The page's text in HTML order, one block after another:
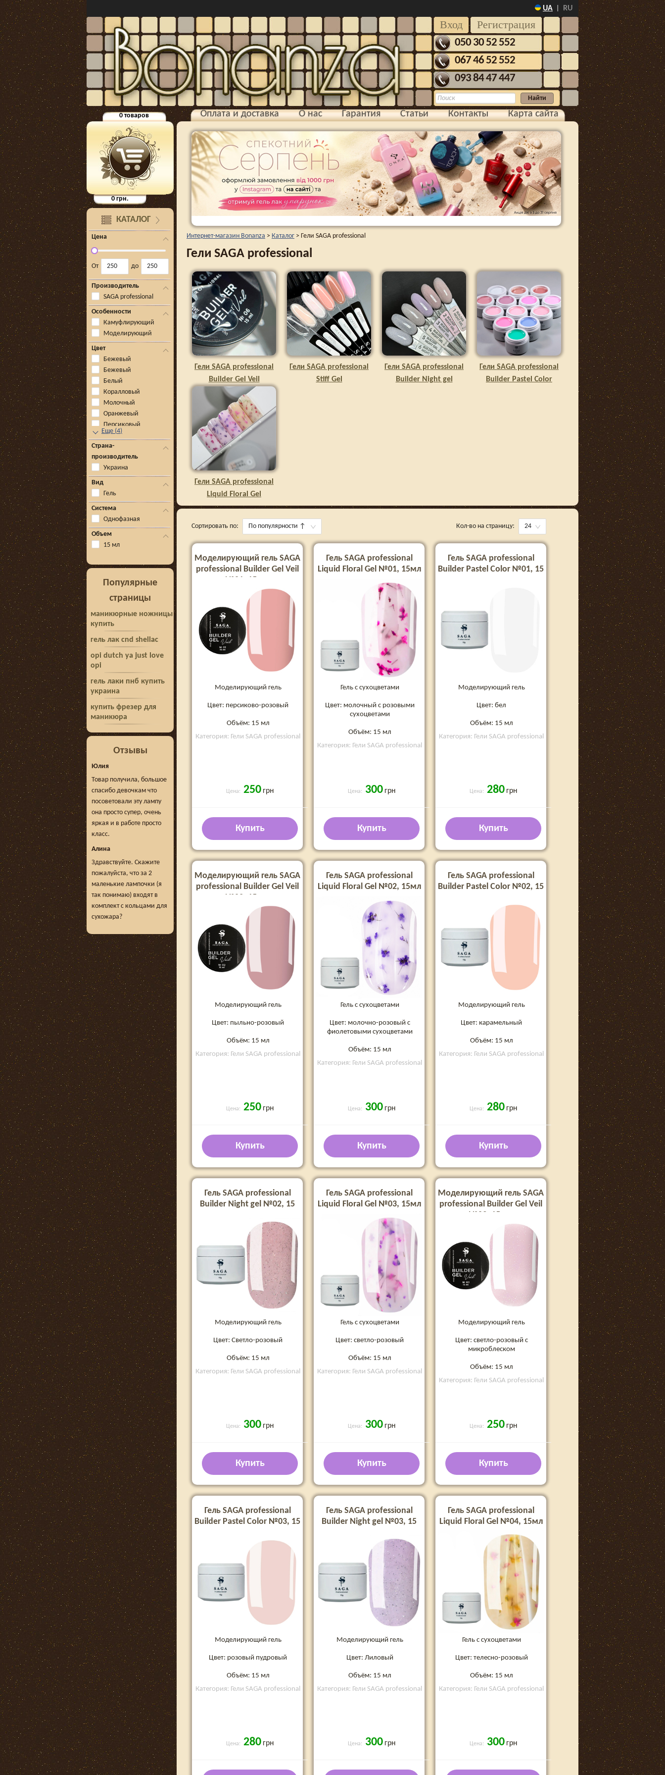
UA RU
Регистрация
Вход
050 30 52 552
067 46 52 552
093 84 47 447
0товаров
0грн.
КАТАЛОГ
Цена
От до
Производитель
SAGA professional
Особенности
Камуфлирующий
Моделирующий
Цвет
Бежевый
Бежевый
Белый
Коралловый
Молочный
Оранжевый
Персиковый
Еще (4)
Страна-
производитель
Украина
Вид
Гель
Система
Однофазная
Объем
15 мл
Популярные
страницы
маникюрные ножницы
купить
гель лак cnd shellac
opi dutch ya just love
opi
гель лаки пнб купить
украина
купить фрезер для
маникюра
Отзывы
Юлия
Товар получила, большое
спасибо девочкам что
посоветовали эту лампу
она просто супер, очень
яркая и в работе просто
класс.
Алина
Здравствуйте. Скажите
пожалуйста, что за 2
маленькие лампочки (я
так понимаю) входят в
комплект с кольцами для
сухожара?
Оплата и доставка О нас Гарантия Статьи Контакты Карта сайта
Интернет-магазин Bonanza > Каталог > Гели SAGA professional
Гели SAGA professional
Гели SAGA professional
Builder Gel Veil
Гели SAGA professional
Stiff Gel
Гели SAGA professional
Builder Night gel
Гели SAGA professional
Builder Pastel Color
Гели SAGA professional
Liquid Floral Gel
Сортировать по: По популярности ↑ Кол-во на страницу: 24
Моделирующий гель SAGA
professional Builder Gel Veil
№01, 15 мл
Моделирующий гель
Цвет: персиково-розовый
Объём: 15 мл
Категория: Гели SAGA professional
Цена: 250 грн
Купить
Гель SAGA professional
Liquid Floral Gel №01, 15мл
Гель с сухоцветами
Цвет: молочный с розовыми
сухоцветами
Объём: 15 мл
Категория: Гели SAGA professional
Цена: 300 грн
Купить
Гель SAGA professional
Builder Pastel Color №01, 15
Моделирующий гель
Цвет: бел
Объём: 15 мл
Категория: Гели SAGA professional
Цена: 280 грн
Купить
Моделирующий гель SAGA
professional Builder Gel Veil
№02, 15 мл
Моделирующий гель
Цвет: пыльно-розовый
Объём: 15 мл
Категория: Гели SAGA professional
Цена: 250 грн
Купить
Гель SAGA professional
Liquid Floral Gel №02, 15мл
Гель с сухоцветами
Цвет: молочно-розовый с
фиолетовыми сухоцветами
Объём: 15 мл
Категория: Гели SAGA professional
Цена: 300 грн
Купить
Гель SAGA professional
Builder Pastel Color №02, 15
Моделирующий гель
Цвет: карамельный
Объём: 15 мл
Категория: Гели SAGA professional
Цена: 280 грн
Купить
Гель SAGA professional
Builder Night gel №02, 15
Моделирующий гель
Цвет: Светло-розовый
Объём: 15 мл
Категория: Гели SAGA professional
Цена: 300 грн
Купить
Гель SAGA professional
Liquid Floral Gel №03, 15мл
Гель с сухоцветами
Цвет: светло-розовый
Объём: 15 мл
Категория: Гели SAGA professional
Цена: 300 грн
Купить
Моделирующий гель SAGA
professional Builder Gel Veil
№03, 15 мл
Моделирующий гель
Цвет: светло-розовый с
микроблеском
Объём: 15 мл
Категория: Гели SAGA professional
Цена: 250 грн
Купить
Гель SAGA professional
Builder Pastel Color №03, 15
Моделирующий гель
Цвет: розовый пудровый
Объём: 15 мл
Категория: Гели SAGA professional
Цена: 280 грн
Гель SAGA professional
Builder Night gel №03, 15
Моделирующий гель
Цвет: Лиловый
Объём: 15 мл
Категория: Гели SAGA professional
Цена: 300 грн
Гель SAGA professional
Liquid Floral Gel №04, 15мл
Гель с сухоцветами
Цвет: телесно-розовый
Объём: 15 мл
Категория: Гели SAGA professional
Цена: 300 грн